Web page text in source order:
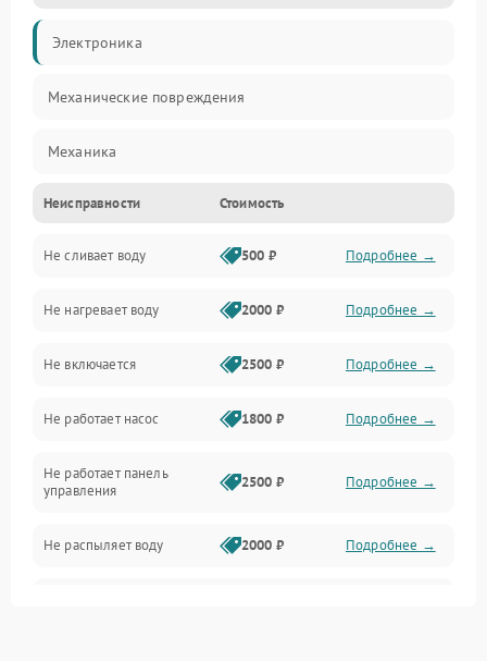
Электроника
Механические повреждения
Механика
Управление
Электропитание
Датчики
Нагрев
Вода
Гигиена
Программное обеспечение
Неисправности Стоимость
Не сливает воду 500 ₽ Подробнее →
Не нагревает воду 2000 ₽ Подробнее →
Не включается 2500 ₽ Подробнее →
Не работает насос 1800 ₽ Подробнее →
Не работает панель
управления
2500 ₽ Подробнее →
Не распыляет воду 2000 ₽ Подробнее →